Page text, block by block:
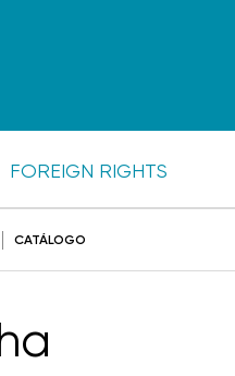
FOREIGN RIGHTS
CATÁLOGO